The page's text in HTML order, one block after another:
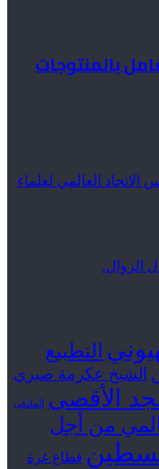
بالمنتوجات
التطبيع
الشيخ عكرمة صبري
الأقصى الملتقى
من أجل
قطاع غزة